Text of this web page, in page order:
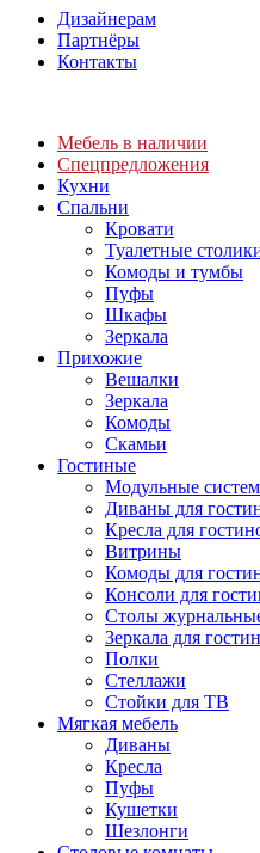
Дизайнерам
Партнёры
Контакты
Мебель в наличии
Спецпредложения
Кухни
Спальни
Кровати
Туалетные
Комоды и тумбы
Пуфы
Шкафы
Зеркала
Прихожие
Вешалки
Зеркала
Комоды
Скамьи
Гостиные
Модульные
Диваны для
Кресла для
Витрины
Комоды для
Консоли для
Столы
Зеркала для
Полки
Стеллажи
Стойки для ТВ
Мягкая мебель
Диваны
Кресла
Пуфы
Кушетки
Шезлонги